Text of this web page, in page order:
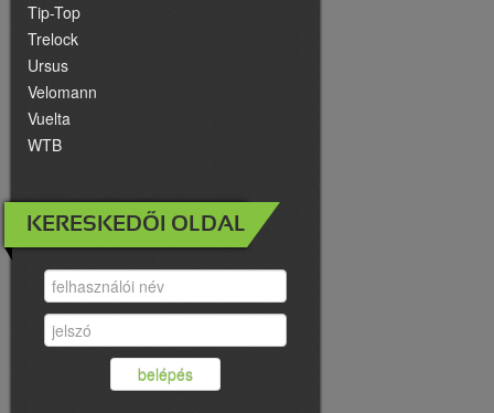
Tip-Top
Trelock
Ursus
Velomann
Vuelta
WTB
KERESKEDŐI OLDAL
belépés